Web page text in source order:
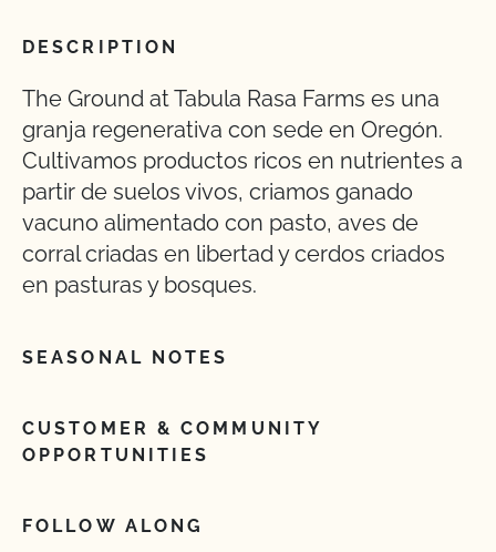
DESCRIPTION
The Ground at Tabula Rasa Farms es una
granja regenerativa con sede en Oregón.
Cultivamos productos ricos en nutrientes a
partir de suelos vivos, criamos ganado
vacuno alimentado con pasto, aves de
corral criadas en libertad y cerdos criados
en pasturas y bosques.
SEASONAL NOTES
CUSTOMER & COMMUNITY
OPPORTUNITIES
FOLLOW ALONG